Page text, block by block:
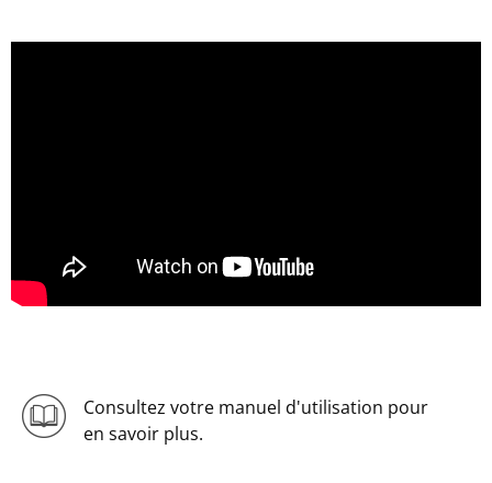
Consultez votre manuel d'utilisation pour
en savoir plus.